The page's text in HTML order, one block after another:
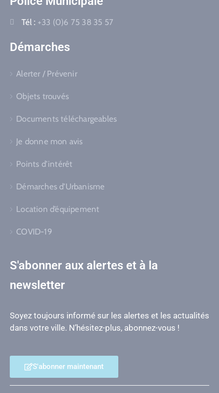
Tél : +33 (0)6 75 38 35 57
Démarches
Alerter / Prévenir
Objets trouvés
Documents téléchargeables
Je donne mon avis
Points d’intérêt
Démarches d’Urbanisme
Location d’équipement
COVID-19
S'abonner aux alertes et à la
newsletter
Soyez toujours informé sur les alertes et les actualités
dans votre ville. N’hésitez-plus, abonnez-vous !
S'abonner maintenant